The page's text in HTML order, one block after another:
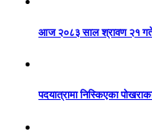
आज २०८३ साल श्रावण २१ गते
पदयात्रामा निस्किएका